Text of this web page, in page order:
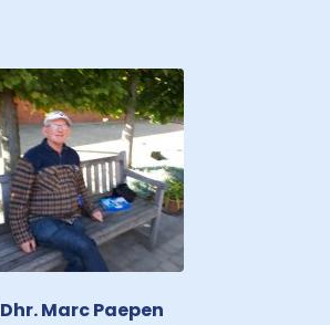
Dhr. Marc Paepen